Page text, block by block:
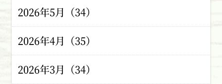
2026年5月（34）
2026年4月（35）
2026年3月（34）